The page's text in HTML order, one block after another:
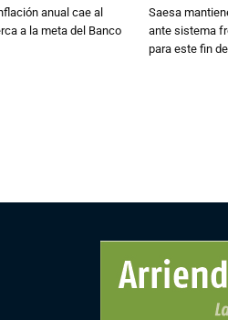
anual cae al
a la meta del Banco
Saesa
ante sistema
para este fin